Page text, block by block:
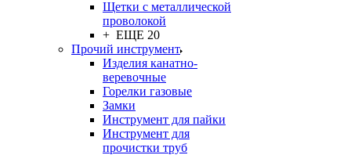
Щетки с металлической
проволокой
+ ЕЩЕ 20
Прочий инструмент
Изделия канатно-
веревочные
Горелки газовые
Замки
Инструмент для пайки
Инструмент для
прочистки труб